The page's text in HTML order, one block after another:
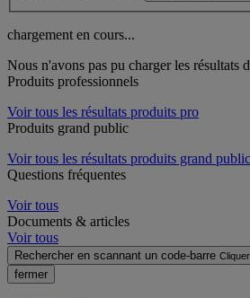
chargement en cours...
Nous n'avons pas pu charger les résultats
Produits professionnels
Voir tous les résultats produits pro
Produits grand public
Voir tous les résultats produits grand public
Questions fréquentes
Voir tous
Documents & articles
Voir tous
Rechercher en scannant un code-barre
fermer